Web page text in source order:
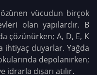
vücudun birçok
olan yapılardır. B
çözünürken; A, D, E, K
ihtiyaç duyarlar. Yağda
depolanırken;
dışarı atılır.